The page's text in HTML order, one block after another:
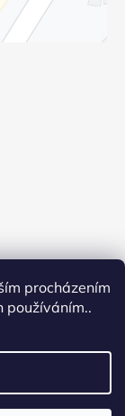
procházením
používáním..